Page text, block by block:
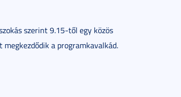
szerint 9.15-től egy közös
a programkavalkád.